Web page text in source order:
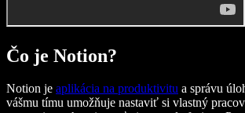
Čo je Notion?
Notion je aplikácia na produktivitu a správu
vášmu tímu umožňuje nastaviť si vlastný